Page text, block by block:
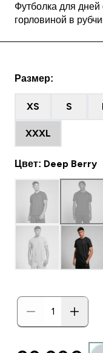
Футболка для
горловиной в
Размер:
XS S
XXXL
Цвет: Deep Berry